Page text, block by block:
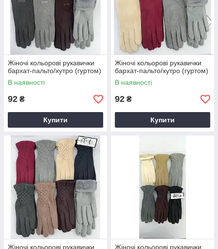
Жіночі кольорові рукавички
бархат-пальто/хутро (гуртом)
В наявності
92 ₴
Купити
Жіночі кольорові рукавички
бархат-пальто/хутро (гуртом)
В наявності
92 ₴
Купити
Жіночі кольорові рукавички
Жіночі кольорові рукавички